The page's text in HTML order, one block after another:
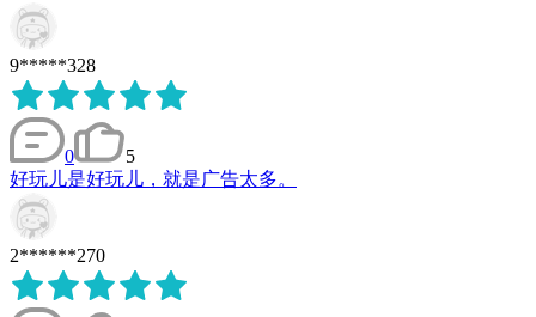
9*****328
0
5
好玩儿是好玩儿，就是广告太多。
2******270